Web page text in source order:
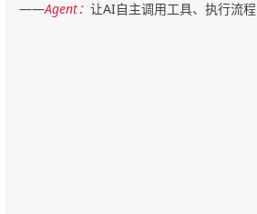
——Agent： 让AI自主调用工具、执行流程